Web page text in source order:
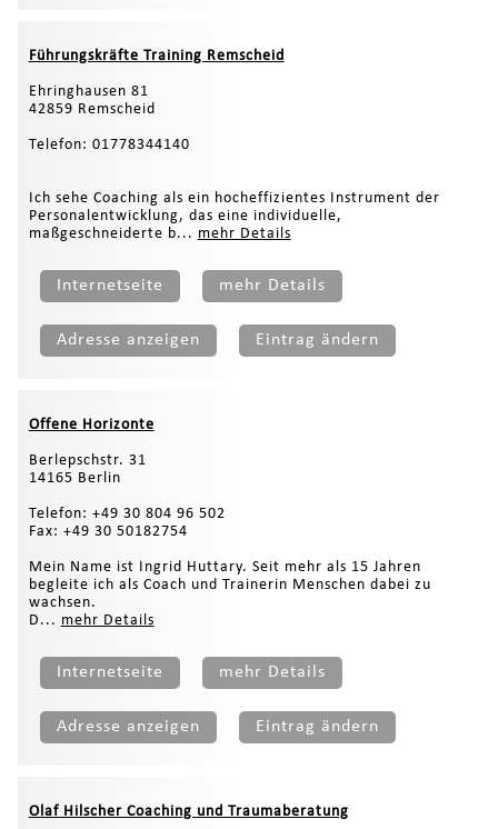
Führungskräfte Training Remscheid
Ehringhausen 81
42859 Remscheid
Telefon: 01778344140
Ich sehe Coaching als ein hocheffizientes Instrument der
Personalentwicklung, das eine individuelle,
maßgeschneiderte b... mehr Details
Internetseite mehr Details
Adresse anzeigen Eintrag ändern
Offene Horizonte
Berlepschstr. 31
14165 Berlin
Telefon: +49 30 804 96 502
Fax: +49 30 50182754
Mein Name ist Ingrid Huttary. Seit mehr als 15 Jahren
begleite ich als Coach und Trainerin Menschen dabei zu
wachsen.
D... mehr Details
Internetseite mehr Details
Adresse anzeigen Eintrag ändern
Olaf Hilscher Coaching und Traumaberatung